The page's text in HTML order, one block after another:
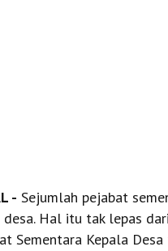
- Sejumlah pejabat
Hal itu tak lepas
Sementara Kepala